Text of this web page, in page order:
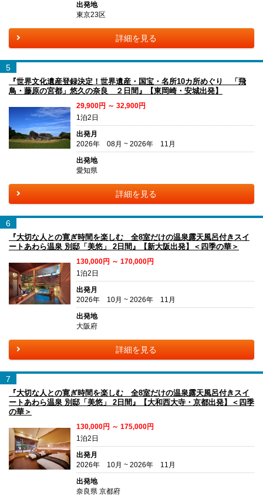
出発地
東京23区
詳細を見る
5
『世界文化遺産登録決定！世界遺産・国宝・名所10カ所めぐり 「飛
鳥・藤原の宮都」悠久の奈良 ２日間』【東岡崎・安城出発】
29,900円 ～ 32,900円
1泊2日
出発月
2026年 08月 ~ 2026年 11月
出発地
愛知県
詳細を見る
6
『大切な人との寛ぎ時間を楽しむ 全8室だけの温泉露天風呂付きスイ
ートあわら温泉 別邸「美悠」 2日間』【新大阪出発】＜四季の華＞
130,000円 ～ 170,000円
1泊2日
出発月
2026年 10月 ~ 2026年 11月
出発地
大阪府
詳細を見る
7
『大切な人との寛ぎ時間を楽しむ 全8室だけの温泉露天風呂付きスイ
ートあわら温泉 別邸「美悠」 2日間』【大和西大寺・京都出発】＜四季
の華＞
130,000円 ～ 175,000円
1泊2日
出発月
2026年 10月 ~ 2026年 11月
出発地
奈良県 京都府